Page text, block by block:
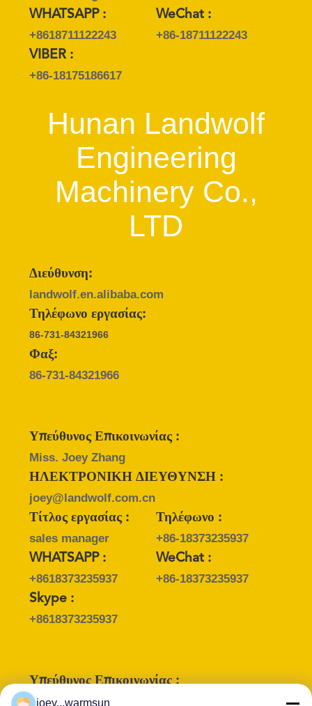
WHATSAPP :
+8618711122243
WeChat :
+86-18711122243
VIBER :
+86-18175186617
Hunan Landwolf
Engineering
Machinery Co.,
LTD
Διεύθυνση:
landwolf.en.alibaba.com
Τηλέφωνο εργασίας:
86-731-84321966
Φαξ:
86-731-84321966
Υπεύθυνος Επικοινωνίας :
Miss. Joey Zhang
ΗΛΕΚΤΡΟΝΙΚΗ ΔΙΕΥΘΥΝΣΗ :
joey@landwolf.com.cn
Τίτλος εργασίας :
sales manager
Τηλέφωνο :
+86-18373235937
WHATSAPP :
+8618373235937
WeChat :
+86-18373235937
Skype :
+8618373235937
Υπεύθυνος Επικοινωνίας :
Mr. Vincent
joey...warmsun